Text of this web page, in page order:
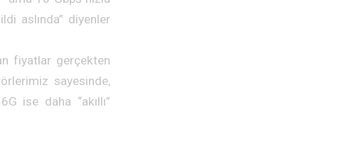
aslında” diyenler
fiyatlar gerçekten
sayesinde,
ise daha “akıllı”